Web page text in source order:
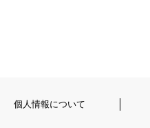
個人情報について